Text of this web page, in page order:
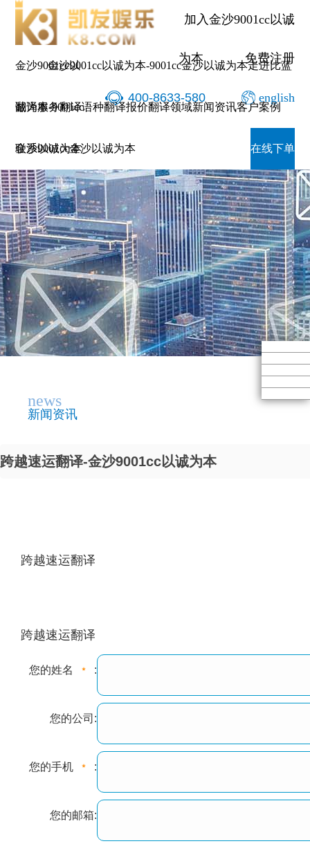
加入金沙9001cc以诚
为本 免费注册
400-8633-580 english
金沙9001cc以
诚为本-9001cc
金沙以诚为本
金沙9001cc以诚为本-9001cc金沙以诚为本走进比蓝
翻译服务翻译语种翻译报价翻译领域新闻资讯客户案例
联系9001cc金沙以诚为本 在线下单
news
新闻资讯
跨越速运翻译-金沙9001cc以诚为本
跨越速运翻译
跨越速运翻译
您的姓名 :
您的公司:
您的手机 :
您的邮箱: